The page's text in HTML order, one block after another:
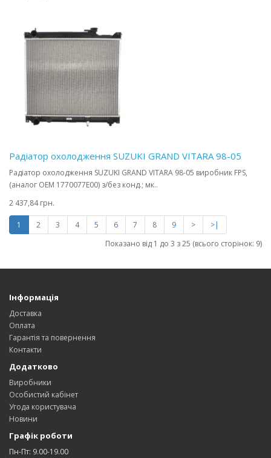
Радіатор охолодження SUZUKI GRAND VITARA 98-05
Радіатор охолодження SUZUKI GRAND VITARA 98-05 виробник FPS,
(аналог OEM 1770077E00) з/без конд.; мк..
2 437,84 грн.
1 2 3 4 5 6 7 8 9 >
>|
Показано від 1 до 3 з 25 (всього сторінок: 9)
Інформація
Доставка
Оплата
Гарантія та повернення
Контакти
Додатково
Виробники
Особистий кабінет
Угода користувача
Новини
Графік роботи
Пн-Пт: 9.00-19.00